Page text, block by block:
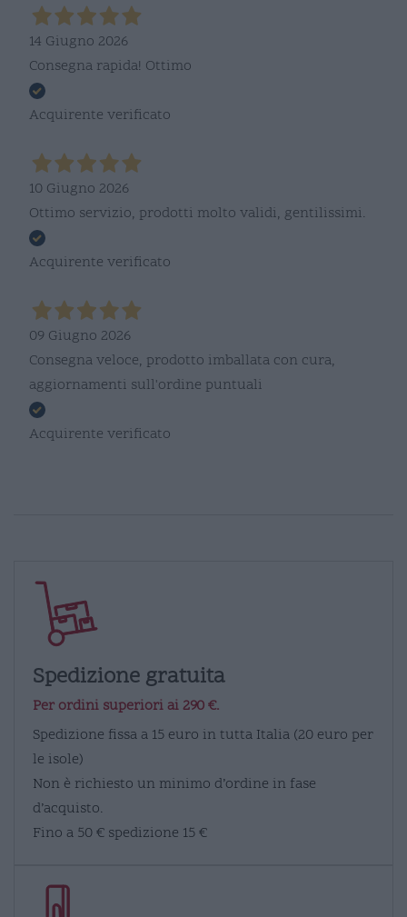
14 Giugno 2026
Consegna rapida! Ottimo
Acquirente verificato
10 Giugno 2026
Ottimo servizio, prodotti molto validi, gentilissimi.
Acquirente verificato
09 Giugno 2026
Consegna veloce, prodotto imballata con cura,
aggiornamenti sull'ordine puntuali
Acquirente verificato
Spedizione gratuita
Per ordini superiori ai 290 €.
Spedizione fissa a 15 euro in tutta Italia (20 euro per
le isole)
Non è richiesto un minimo d’ordine in fase
d’acquisto.
Fino a 50 € spedizione 15 €